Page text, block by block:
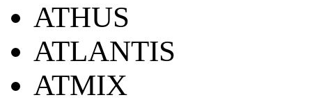
ATHUS
ATLANTIS
ATMIX